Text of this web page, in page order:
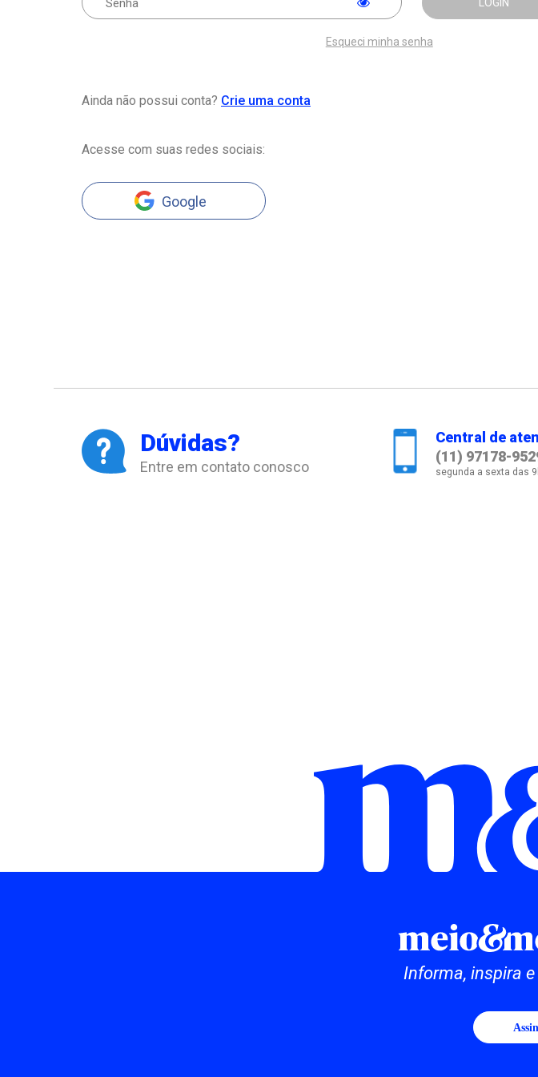
Esqueci minha senha
Ainda não possui conta? Crie uma conta
Acesse com suas redes sociais:
Google
Dúvidas?
Entre em contato conosco
Central de
(11) 97178-
segunda a sexta das
Informa, inspira